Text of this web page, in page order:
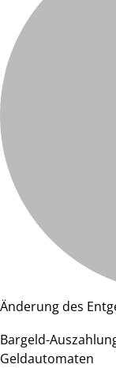
Änderung des
Bargeld-
Geldautomaten